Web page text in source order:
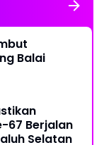
Balai
67 Berjalan
Selatan